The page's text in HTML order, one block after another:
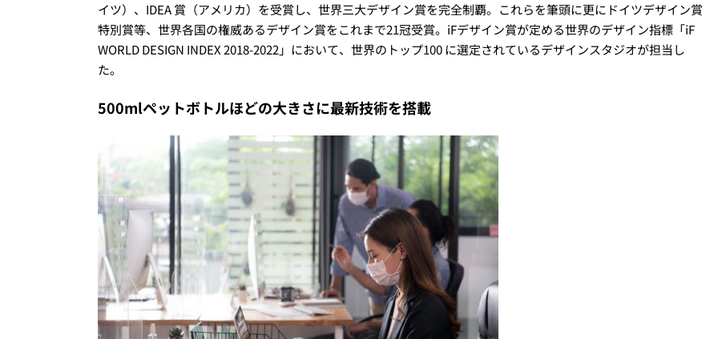
イツ）、 IDEA賞（アメリカ）を受賞し、世界三大デザイン賞を完全制覇。これらを筆頭に更にドイツデザイン賞
特別賞等、世界各国の権威あるデザイン賞をこれまで21冠受賞。iFデザイン賞が定める世界のデザイン指標「iF
WORLD DESIGN INDEX 2018-2022」において、世界のトップ100に選定されているデザインスタジオが担当し
た。
500mlペットボトルほどの大きさに最新技術を搭載